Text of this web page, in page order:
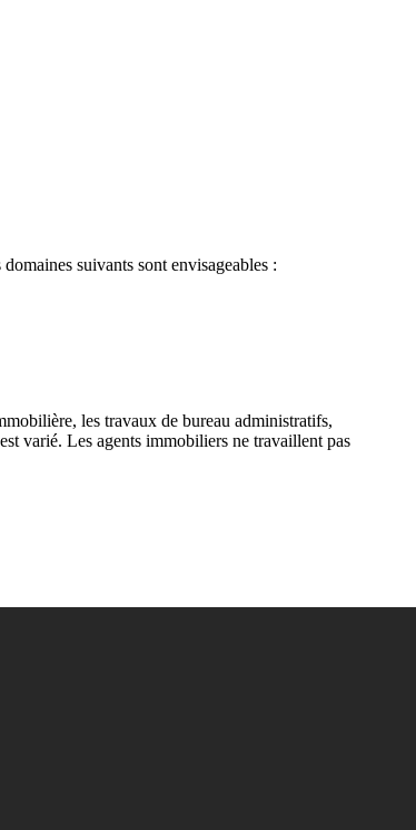
suivants sont envisageables :
les travaux de bureau administratifs,
varié. Les agents immobiliers ne travaillent pas